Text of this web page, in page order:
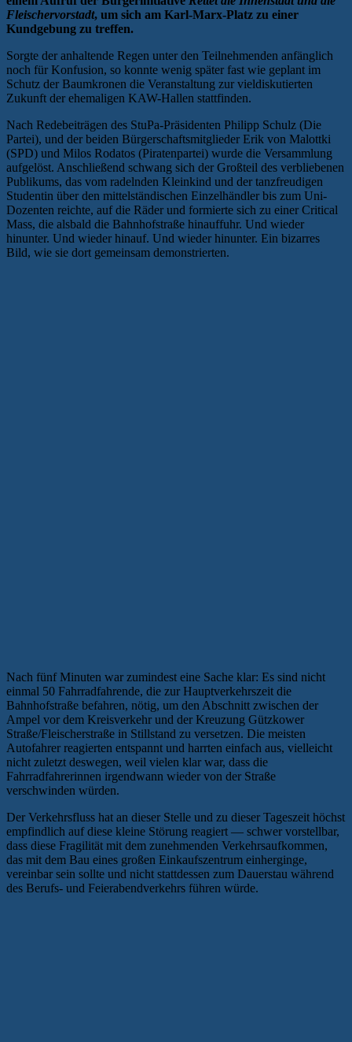
Fleischervorstadt, um sich am Karl-Marx-Platz zu einer
Kundgebung zu treffen.
Sorgte der anhaltende Regen unter den Teilnehmenden anfänglich
noch für Konfusion, so konnte wenig später fast wie geplant im
Schutz der Baumkronen die Veranstaltung zur vieldiskutierten
Zukunft der ehemaligen KAW-Hallen stattfinden.
Nach Redebeiträgen des StuPa-Präsidenten Philipp Schulz (Die
Partei), und der beiden Bürgerschaftsmitglieder Erik von Malottki
(SPD) und Milos Rodatos (Piratenpartei) wurde die Versammlung
aufgelöst. Anschließend schwang sich der Großteil des verbliebenen
Publikums, das vom radelnden Kleinkind und der tanzfreudigen
Studentin über den mittelständischen Einzelhändler bis zum Uni-
Dozenten reichte, auf die Räder und formierte sich zu einer Critical
Mass, die alsbald die Bahnhofstraße hinauffuhr. Und wieder
hinunter. Und wieder hinauf. Und wieder hinunter. Ein bizarres
Bild, wie sie dort gemeinsam demonstrierten.
Nach fünf Minuten war zumindest eine Sache klar: Es sind nicht
einmal 50 Fahrradfahrende, die zur Hauptverkehrszeit die
Bahnhofstraße befahren, nötig, um den Abschnitt zwischen der
Ampel vor dem Kreisverkehr und der Kreuzung Gützkower
Straße/Fleischerstraße in Stillstand zu versetzen. Die meisten
Autofahrer reagierten entspannt und harrten einfach aus, vielleicht
nicht zuletzt deswegen, weil vielen klar war, dass die
Fahrradfahrerinnen irgendwann wieder von der Straße
verschwinden würden.
Der Verkehrsfluss hat an dieser Stelle und zu dieser Tageszeit höchst
empfindlich auf diese kleine Störung reagiert — schwer vorstellbar,
dass diese Fragilität mit dem zunehmenden Verkehrsaufkommen,
das mit dem Bau eines großen Einkaufszentrum einherginge,
vereinbar sein sollte und nicht stattdessen zum Dauerstau während
des Berufs- und Feierabendverkehrs führen würde.